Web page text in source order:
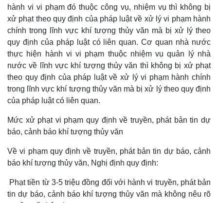
hành vi vi phạm đó thuộc công vụ, nhiệm vụ thì không bị
xử phạt theo quy định của pháp luật về xử lý vi phạm hành
chính trong lĩnh vực khí tượng thủy văn mà bị xử lý theo
quy định của pháp luật có liên quan. Cơ quan nhà nước
thực hiện hành vi vi phạm thuộc nhiệm vụ quản lý nhà
nước về lĩnh vực khí tượng thủy văn thì không bị xử phạt
theo quy định của pháp luật về xử lý vi phạm hành chính
trong lĩnh vực khí tượng thủy văn mà bị xử lý theo quy định
của pháp luật có liên quan.
Mức xử phạt vi phạm quy định về truyền, phát bản tin dự
báo, cảnh báo khí tượng thủy văn
Về vi phạm quy định về truyền, phát bản tin dự báo, cảnh
báo khí tượng thủy văn, Nghị định quy định:
Phạt tiền từ 3-5 triệu đồng đối với hành vi truyền, phát bản
tin dự báo, cảnh báo khí tượng thủy văn mà không nêu rõ